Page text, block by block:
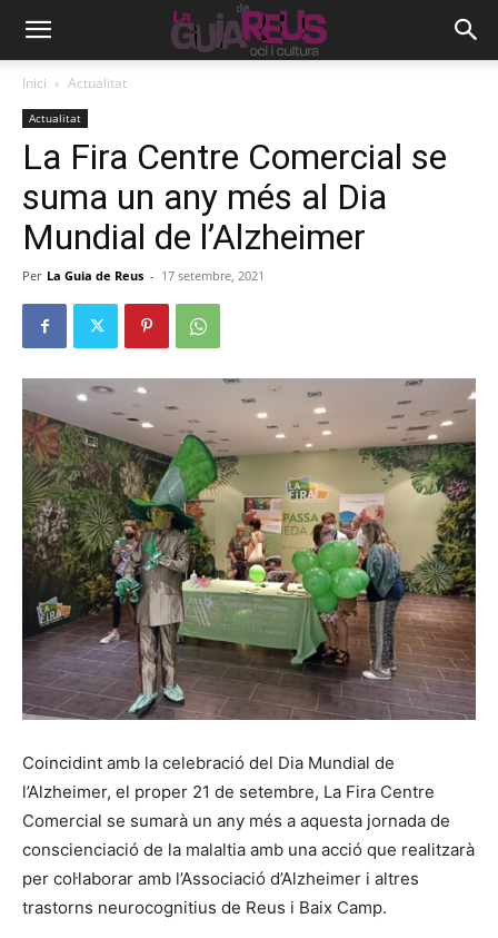
Inici Actualitat
Actualitat
La Fira Centre Comercial se
suma un any més al Dia
Mundial de l’Alzheimer
Per La Guia de Reus - 17 setembre, 2021
Coincidint amb la celebració del Dia Mundial de
l’Alzheimer, el proper 21 de setembre, La Fira Centre
Comercial se sumarà un any més a aquesta jornada de
conscienciació de la malaltia amb una acció que realitzarà
per col·laborar amb l’Associació d’Alzheimer i altres
trastorns neurocognitius de Reus i Baix Camp.